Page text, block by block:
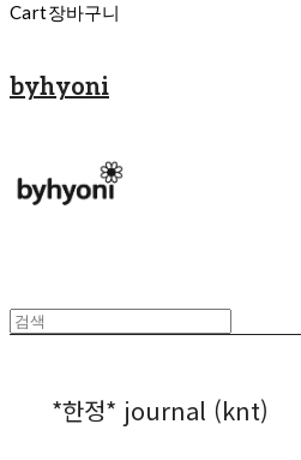
Cart장바구니
byhyoni
*한정* journal (knt)